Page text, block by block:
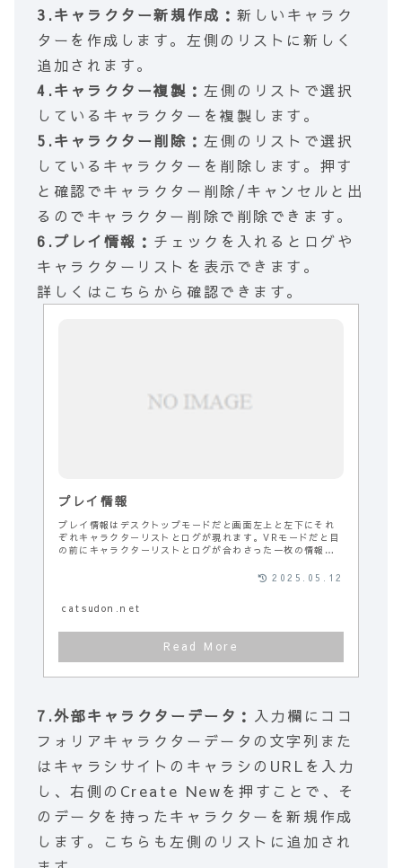
3.キャラクター新規作成：新しいキャラク
ターを作成します。左側のリストに新しく
追加されます。
4.キャラクター複製：左側のリストで選択
しているキャラクターを複製します。
5.キャラクター削除：左側のリストで選択
しているキャラクターを削除します。押す
と確認でキャラクター削除/キャンセルと出
るのでキャラクター削除で削除できます。
6.プレイ情報： チェックを入れるとログや
キャラクターリストを表示できます。
詳しくはこちらから確認できます。
プレイ情報
プレイ情報はデスクトップモードだと画面左上と左下にそれ
ぞれキャラクターリストとログが現れます。VRモードだと目
の前にキャラクターリストとログが合わさった一枚の情報パ
catsudon.net
2025.05.12
7.外部キャラクターデータ： 入力欄にココ
フォリアキャラクターデータの文字列また
はキャラシサイトのキャラシのURLを入力
し、右側のCreate Newを押すことで、そ
のデータを持ったキャラクターを新規作成
します。こちらも左側のリストに追加され